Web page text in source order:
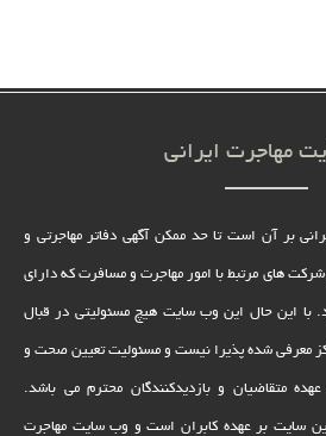
مهاجرت ایرانی
بر آن است تا حد ممکن آگهی دفاتر مهاجرتی و
های مرتبط با امور مهاجرت و مسافرت که دارای
با این حال این وب سایت هیچ مسئولیتی در قبال
معرفی شده پذیرا نیست و مسئولیت تعیین صحت و
متقاضیان و بازدیدکنندگان محترم می باشد.
سایت بر عهده کابران است و وب سایت مهاجرت